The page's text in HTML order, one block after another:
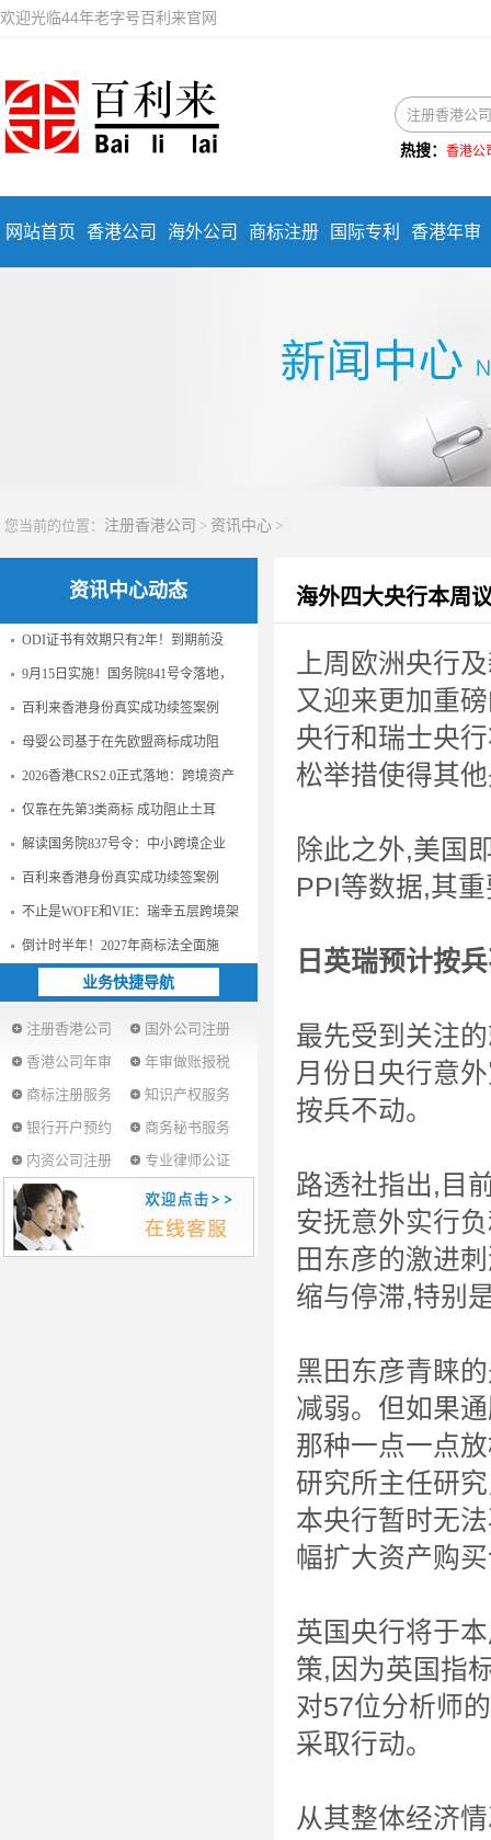
欢迎光临44年老字号百利来官网
热搜： 香港公
网站首页 香港公司 海外公司 商标注册 国际专利 香港年审
您当前的位置： 注册香港公司 > 资讯中心 >
资讯中心动态
ODI证书有效期只有2年！到期前没
9月15日实施！国务院841号令落地，
百利来香港身份真实成功续签案例
母婴公司基于在先欧盟商标成功阻
2026香港CRS2.0正式落地：跨境资产
仅靠在先第3类商标 成功阻止土耳
解读国务院837号令：中小跨境企业
百利来香港身份真实成功续签案例
不止是WOFE和VIE：瑞幸五层跨境架
倒计时半年！2027年商标法全面施
业务快捷导航
注册香港公司
国外公司注册
香港公司年审
年审做账报税
商标注册服务
知识产权服务
银行开户预约
商务秘书服务
内资公司注册
专业律师公证
海外四大央行本周
上周欧洲央行
又迎来更加重
央行和瑞士央
松举措使得其
除此之外,美国
PPI等数据,其
日英瑞预计按
最先受到关注
月份日央行意
按兵不动。
路透社指出,目
安抚意外实行
田东彦的激进
缩与停滞,特别
黑田东彦青睐
减弱。但如果
那种一点一点
研究所主任研
本央行暂时无
幅扩大资产购
英国央行将于
策,因为英国指
对57位分析师
采取行动。
从其整体经济